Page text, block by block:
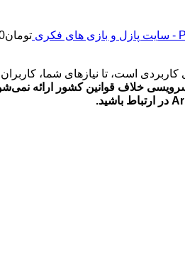
تومان
است، تا نیازهای شما،
خلاف قوانین کشور ارائه